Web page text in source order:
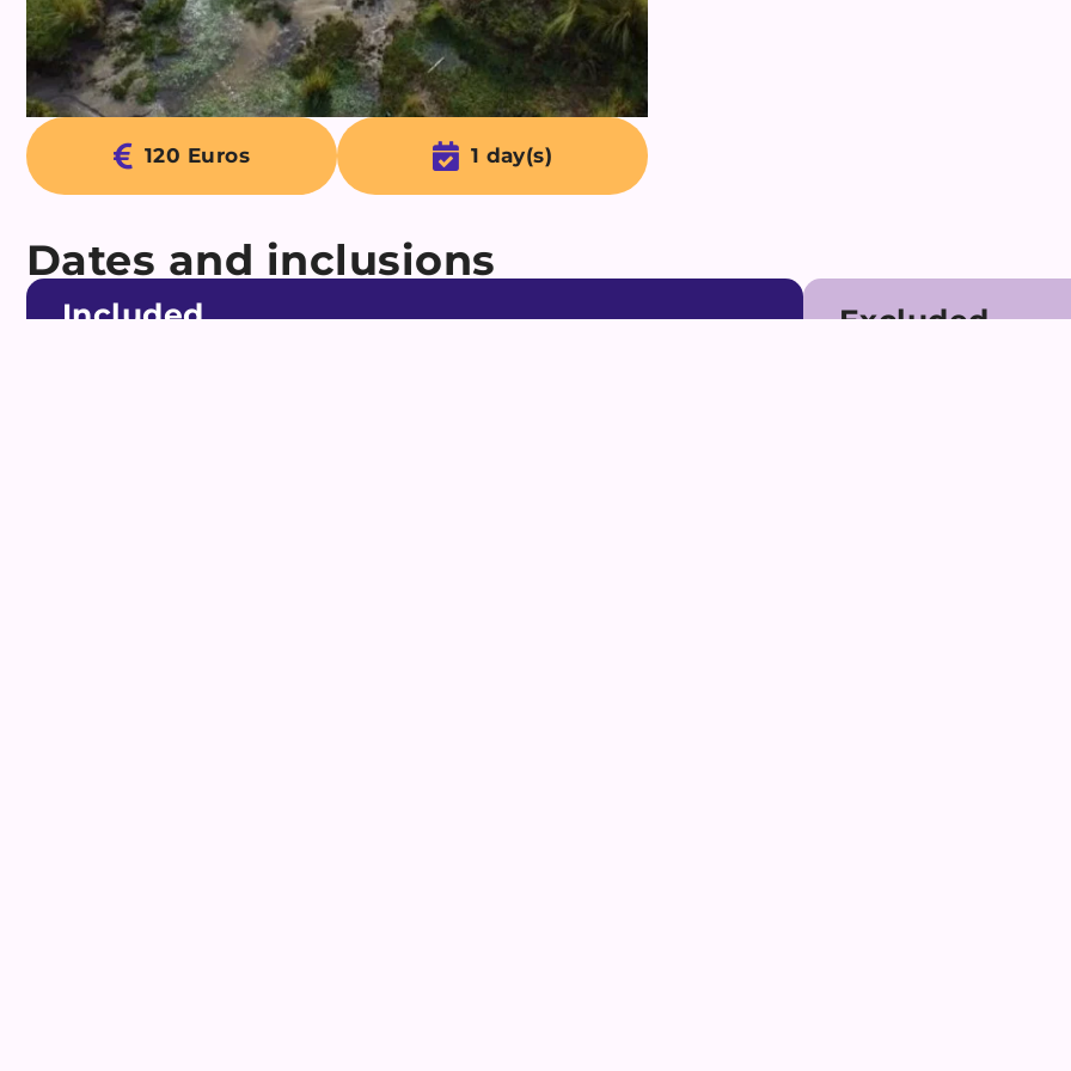
120 Euros 1 day(s)
Dates and inclusions
Included Excluded